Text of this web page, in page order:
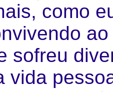
como
sofreu
vida